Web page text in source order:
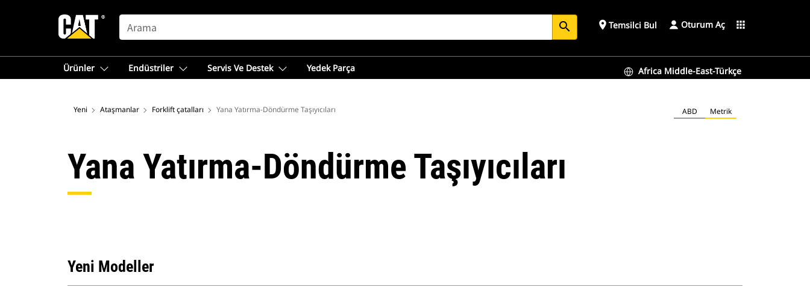
SEARCH search place Temsilci Bul Oturum Aç apps
Ürünler Endüstriler Servis Ve Destek Yedek Parça Africa Middle-East-Türkçe
Yeni Ataşmanlar Forklift çatalları Yana Yatırma-Döndürme Taşıyıcıları ABD Metrik
Yana Yatırma-Döndürme Taşıyıcıları
Yeni Modeller